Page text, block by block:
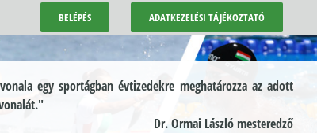
BELÉPÉS ADATKEZELÉSI TÁJÉKOZTATÓ
egy sportágban évtizedekre meghatározza az adott
Dr. Ormai László mesteredző